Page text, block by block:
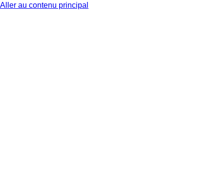
Aller au contenu principal